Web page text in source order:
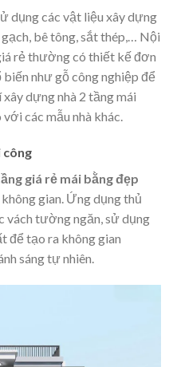
dụng các vật liệu xây dựng
bê tông, sắt thép,… Nội
rẻ thường có thiết kế đơn
như gỗ công nghiệp để
dựng nhà 2 tầng mái
các mẫu nhà khác.
công
giá rẻ mái bằng đẹp
gian. Ứng dụng thủ
vách tường ngăn, sử dụng
để tạo ra không gian
sáng tự nhiên.